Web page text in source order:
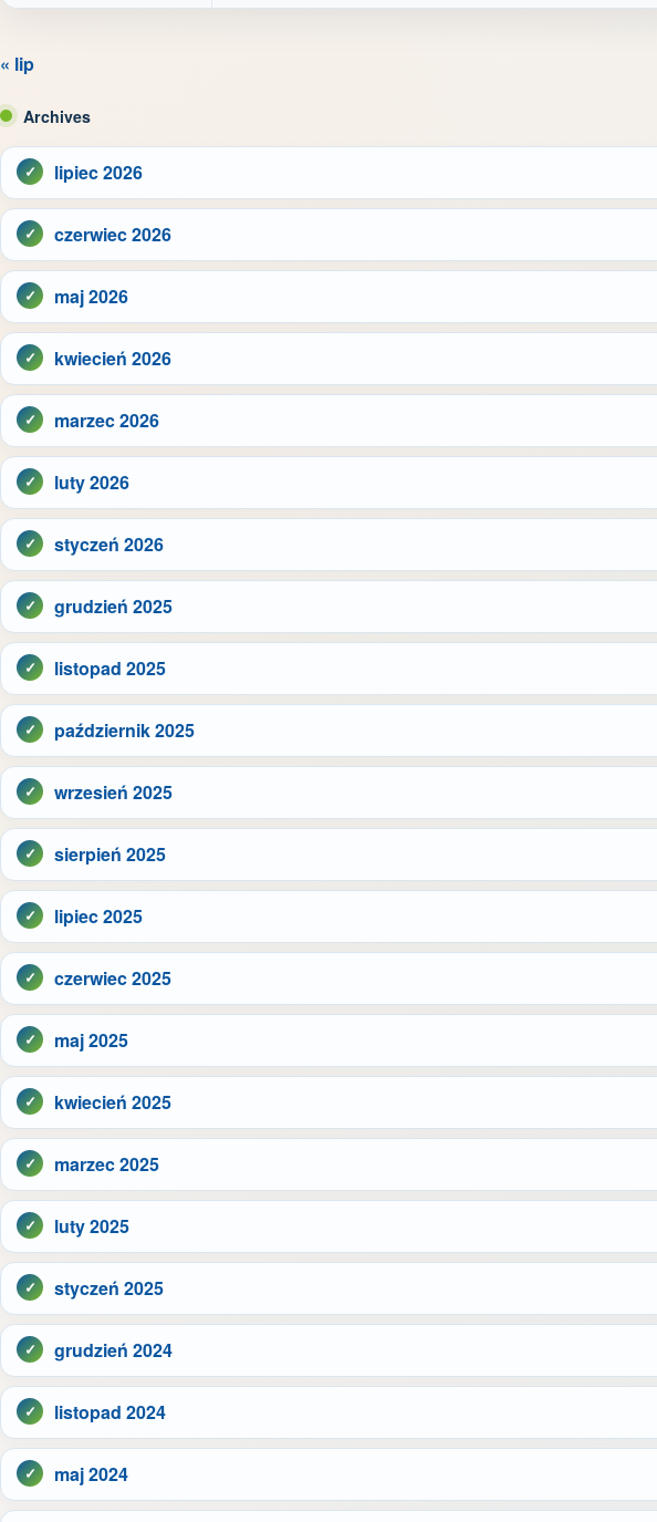
« lip
Archives
lipiec 2026
czerwiec 2026
maj 2026
kwiecień 2026
marzec 2026
luty 2026
styczeń 2026
grudzień 2025
listopad 2025
październik 2025
wrzesień 2025
sierpień 2025
lipiec 2025
czerwiec 2025
maj 2025
kwiecień 2025
marzec 2025
luty 2025
styczeń 2025
grudzień 2024
listopad 2024
maj 2024